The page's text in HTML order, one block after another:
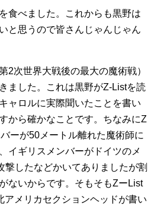
食べました。これからも黒野は
と思うので皆さんじゃんじゃん
2次世界大戦後の最大の魔術戦）
ました。これは黒野がZ-Listを読
ャロルに実際聞いたことを書い
から確かなことです。ちなみにZ
ーが50メートル離れた魔術師に
イギリスメンバーがドイツのメ
撃したなどかいてありましたが割
ないからです。そもそもZーList
アメリカセクションヘッドが書い